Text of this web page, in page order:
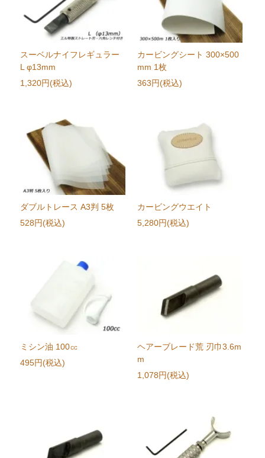
スーベルナイフレギュラー
L φ13mm
1,320円(税込)
カービングシート 300×500
mm 1枚
363円(税込)
ダブルトレース A3判 5枚
528円(税込)
カービングウエイト
5,280円(税込)
ミシン油 100㏄
495円(税込)
ヘアーブレード荒 刃巾3.6m
m
1,078円(税込)